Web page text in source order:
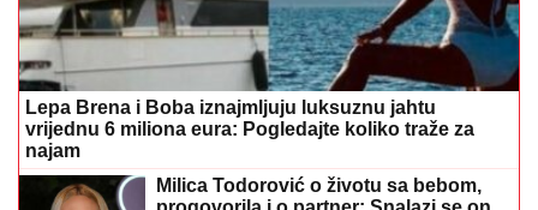
Lepa Brena i Boba iznajmljuju luksuznu jahtu
vrijednu 6 miliona eura: Pogledajte koliko traže za
najam
Milica Todorović o životu sa bebom,